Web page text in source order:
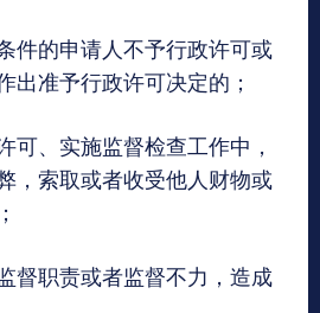
件的申请人不予行政许可或
出准予行政许可决定的；
可、实施监督检查工作中，
，索取或者收受他人财物或
督职责或者监督不力，造成